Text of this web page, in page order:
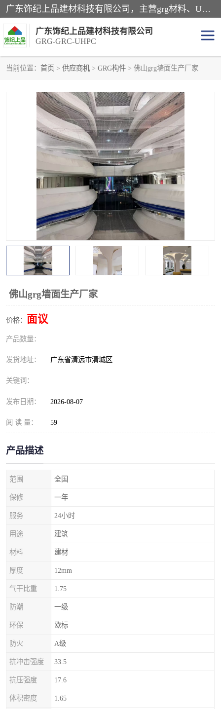
广东饰纪上品建材科技有限公司，主营grg材料、UHPC板、grc构件、uhpc幕墙板、grg厂家、grc厂家、uhpc厂家、GRG吊顶、grg石膏板、grg构件、外墙grc线条、grg造型、grg材料定制，uhpc高性能混凝土，uhpc构件，uhpc镂空挂板，grg材料生产厂家，广东grg厂家，广东grc厂家，联系方式*，2万平厂房，如果您对我公司的产品服务感兴趣，请联系我们。
广东饰纪上品建材科技有限公司
GRG-GRC-UHPC
当前位置： 首页 > 供应商机 > GRG构件 > 佛山grg墙面生产厂家
佛山grg墙面生产厂家
价格： 面议
产品数量：
发货地址： 广东省清远市清城区
关键词：
发布日期： 2026-08-07
阅 读 量： 59
产品描述
范围 全国
保修 一年
服务 24小时
用途 建筑
材料 建材
厚度 12mm
气干比重 1.75
防潮 一级
环保 欧标
防火 A级
抗冲击强度 33.5
抗压强度 17.6
体积密度 1.65
UHPC构件 发泡陶瓷装饰构件
GRG造型 GRC厂家
GRG材料生产厂家
UHPC幕墙板 GRC树池坐凳